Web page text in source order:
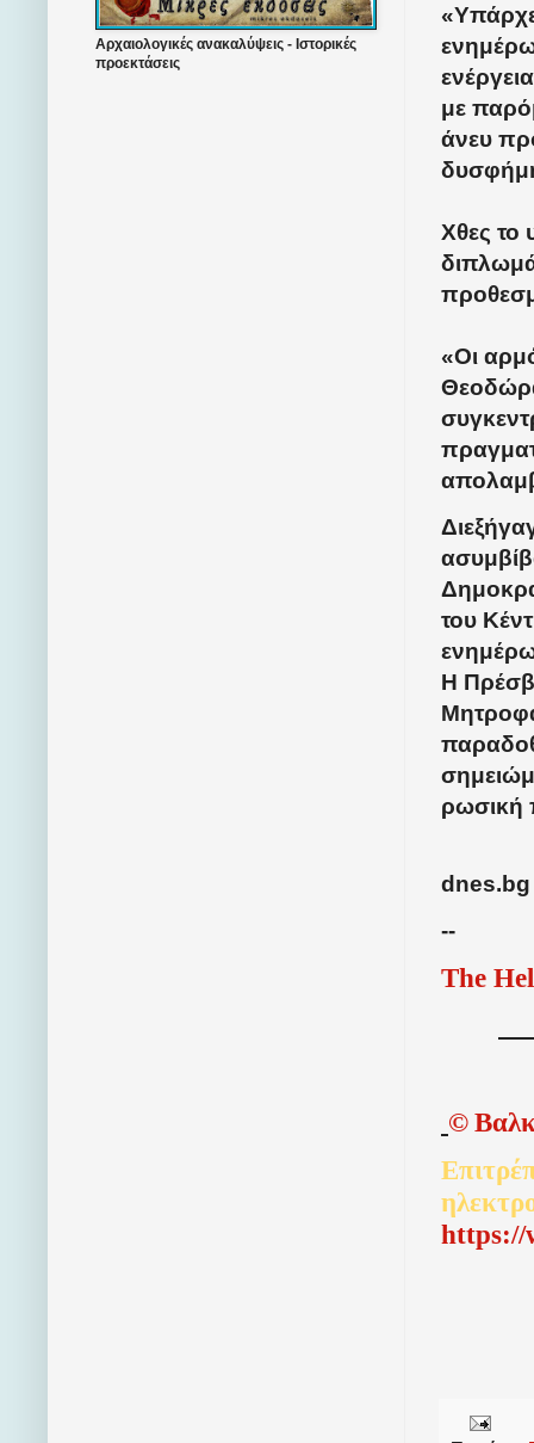
με
άνευ
Χθες το
«Οι
του
Η
ρωσική
dnes.bg
--
The
©
https://
Αρχαιολογικές ανακαλύψεις - Ιστορικές
προεκτάσεις